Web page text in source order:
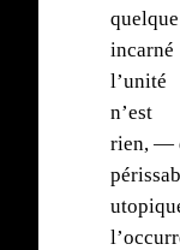
l’unité
n’est
rien, —